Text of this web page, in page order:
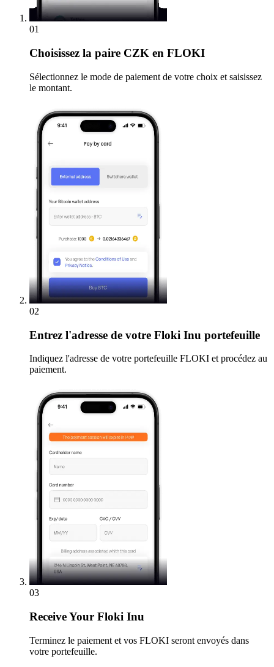
01
Choisissez la paire CZK en FLOKI
Sélectionnez le mode de paiement de votre choix et saisissez
le montant.
02
Entrez l'adresse de votre Floki Inu portefeuille
Indiquez l'adresse de votre portefeuille FLOKI et procédez au
paiement.
03
ReceiveYour Floki Inu
Terminez le paiement et vos FLOKI seront envoyés dans
votre portefeuille.